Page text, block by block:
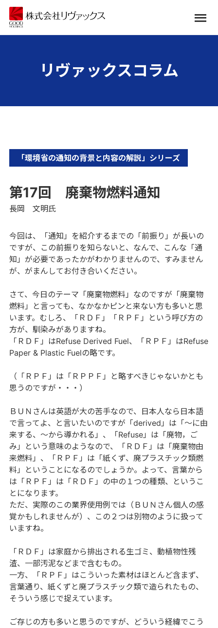
リヴァックスコラム
第17回 廃棄物燃料通知
長岡 文明氏
「環境省の通知の背景と内容の解説」シリーズ
今回は、「通知」を紹介するまでの「前振り」が長いの
ですが、この前振りを知らないと、なんで、こんな「通
知」が必要であったかがわかりませんので、すみません
が、がまんしてお付き合いください。
さて、今日のテーマ「廃棄物燃料」なのですが「廃棄物
燃料」と言っても、なかなかピンと来ない方も多いと思
います。むしろ、「ＲＤＦ」「ＲＰＦ」という呼び方の
方が、馴染みがありますね。
「ＲＤＦ」はRefuse Derived Fuel、「ＲＰＦ」はRefuse
Paper & Plastic Fuelの略です。
（「ＲＰＦ」は「ＲＰＰＦ」と略すべきじゃないかとも
思うのですが・・・）
ＢＵＮさんは英語が大の苦手なので、日本人なら日本語
で言ってよ、と言いたいのですが「derived」は「～に由
来する、～から導かれる」、「Refuse」は「廃物，ご
み」という意味のようなので、「ＲＤＦ」は「廃棄物由
来燃料」、「ＲＰＦ」は「紙くず、廃プラスチック類燃
料」ということになるのでしょうか。よって、言葉から
は「ＲＰＦ」は「ＲＤＦ」の中の１つの種類、というこ
とになります。
ただ、実際のこの業界使用例では（ＢＵＮさん個人の感
覚かもしれませんが）、この２つは別物のように扱って
いますね。
「ＲＤＦ」は家庭から排出される生ゴミ、動植物性残
渣、一部汚泥などまで含むもの。
一方、「ＲＰＦ」はこういった素材はほとんど含まず、
言葉通り、紙くずと廃プラスチック類で造られたもの、
そういう感じで捉えています。
ご存じの方も多いと思うのですが、どういう経緯でこう